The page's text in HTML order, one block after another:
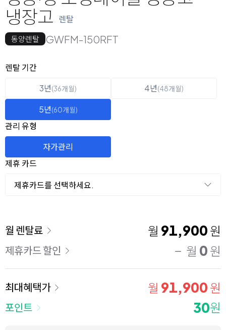
냉장고 렌탈
동양렌탈 GWFM-150RFT
옵션 선택
렌탈 선택
렌탈 기간
3년(36개월) 4년(48개월)
5년(60개월)
관리 유형
자가관리
제휴 카드
제휴카드를 선택하세요.
이용 요금
월 렌탈료 월 91,900 원
제휴카드 할인 월 0 원
최대혜택가 월 91,900 원
포인트 30원